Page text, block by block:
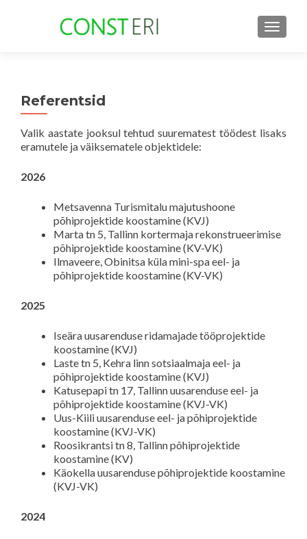
Referentsid
Valik aastate jooksul tehtud suurematest töödest lisaks
eramutele ja väiksematele objektidele:
2026
Metsavenna Turismitalu majutushoone
põhiprojektide koostamine (KVJ)
Marta tn 5, Tallinn kortermaja rekonstrueerimise
põhiprojektide koostamine (KV-VK)
Ilmaveere, Obinitsa küla mini-spa eel- ja
põhiprojektide koostamine (KV-VK)
2025
Iseära uusarenduse ridamajade tööprojektide
koostamine (KVJ)
Laste tn 5, Kehra linn sotsiaalmaja eel- ja
põhiprojektide koostamine (KVJ)
Katusepapi tn 17, Tallinn uusarenduse eel- ja
põhiprojektide koostamine (KVJ-VK)
Uus-Kiili uusarenduse eel- ja põhiprojektide
koostamine (KVJ-VK)
Roosikrantsi tn 8, Tallinn põhiprojektide
koostamine (KV)
Käokella uusarenduse põhiprojektide koostamine
(KVJ-VK)
2024